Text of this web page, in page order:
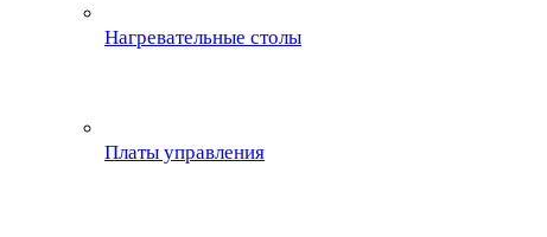
Нагревательные столы
Платы управления